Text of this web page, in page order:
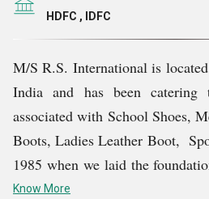
HDFC , IDFC
M/S R.S. International is
India and has been catering
associated with School Shoes,
Boots, Ladies Leather Boot,
1985 when we laid the
and our commitment to
Know More